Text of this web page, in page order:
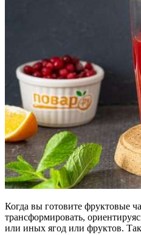
Когда вы готовите фруктовые
трансформировать,
или иных ягод или фруктов.